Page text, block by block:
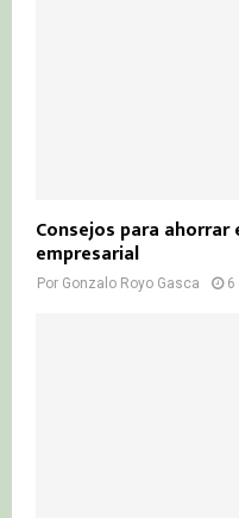
Consejos para
empresarial
Por Gonzalo Royo Gasca 6